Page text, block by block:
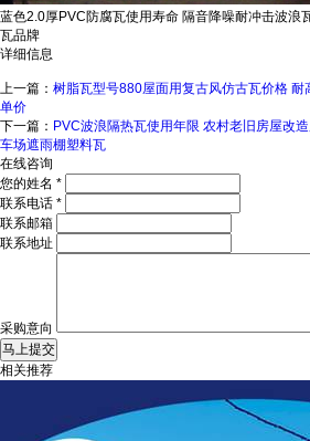
蓝色2.0厚PVC防腐瓦使用寿命 隔音降噪耐冲击波浪
瓦品牌
详细信息
上一篇： 树脂瓦型号880屋面用复古风仿古瓦价格
单价
下一篇： PVC波浪隔热瓦使用年限 农村老旧房屋改
车场遮雨棚塑料瓦
在线咨询
您的姓名 *
联系电话 *
联系邮箱
联系地址
采购意向
相关推荐